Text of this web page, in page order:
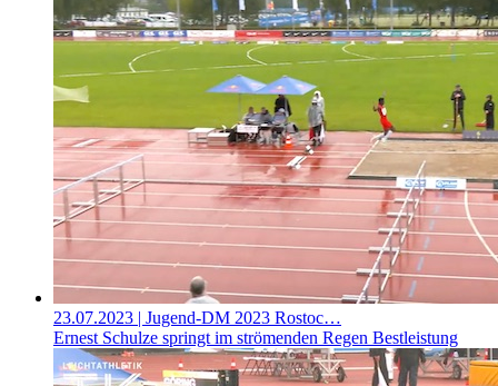
23.07.2023 | Jugend-DM 2023 Rostoc…
Ernest Schulze springt im strömenden Regen Bestleistung